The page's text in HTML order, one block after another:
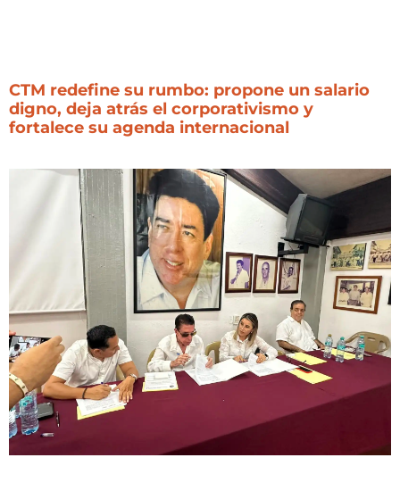
CTM redefine su rumbo: propone un salario
digno, deja atrás el corporativismo y
fortalece su agenda internacional